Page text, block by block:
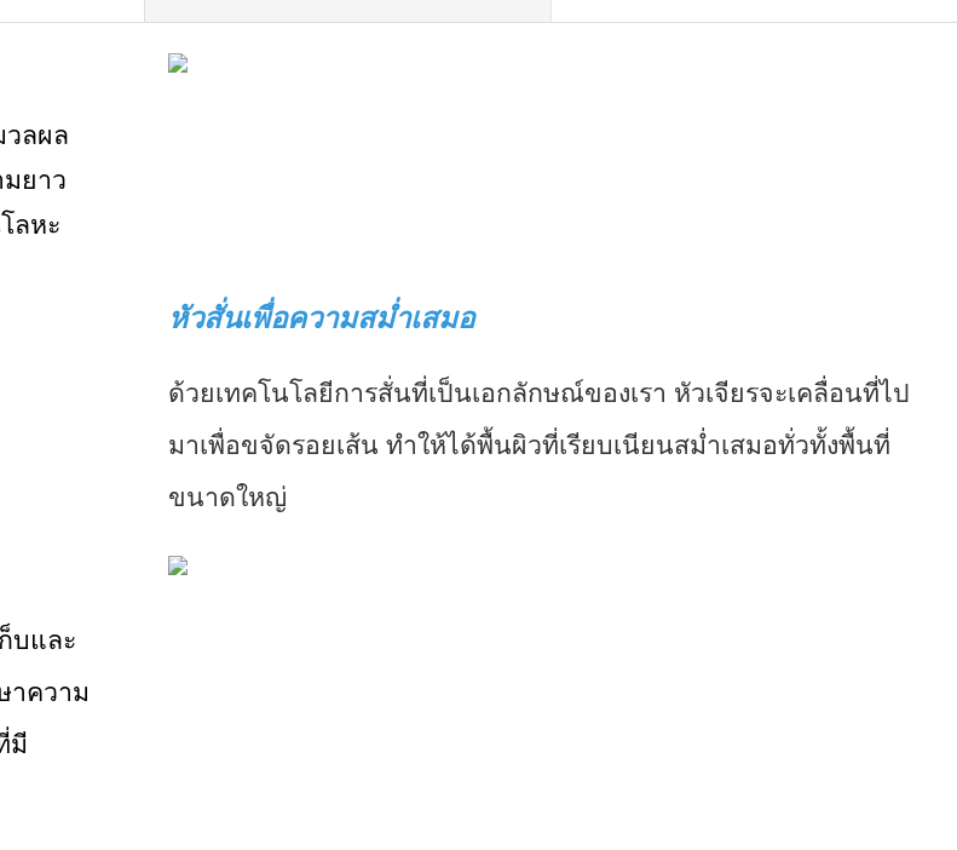
ลผล
ยาว
ลหะ
หัวสั่นเพื่อความสม่ำเสมอ
ด้วยเทคโนโลยีการสั่นที่เป็นเอกลักษณ์ของเรา หัวเจียรจะเคลื่อนที่ไป
มาเพื่อขจัดรอยเส้น ทำให้ได้พื้นผิวที่เรียบเนียนสม่ำเสมอทั่วทั้งพื้นที่
ขนาดใหญ่
บและ
าความ
มี